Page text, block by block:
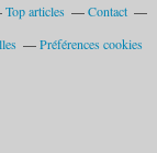
Top articles
Contact
Préférences cookies